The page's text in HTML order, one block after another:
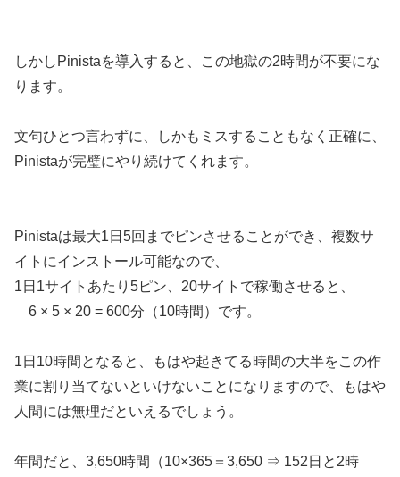
しかしPinistaを導入すると、この地獄の2時間が不要にな
ります。
文句ひとつ言わずに、しかもミスすることもなく正確に、
Pinistaが完璧にやり続けてくれます。
Pinistaは最大1日5回までピンさせることができ、複数サ
イトにインストール可能なので、
1日1サイトあたり5ピン、20サイトで稼働させると、
6 × 5 × 20 = 600分（10時間）です。
1日10時間となると、もはや起きてる時間の大半をこの作
業に割り当てないといけないことになりますので、もはや
人間には無理だといえるでしょう。
年間だと、3,650時間（10×365＝3,650 ⇒ 152日と2時